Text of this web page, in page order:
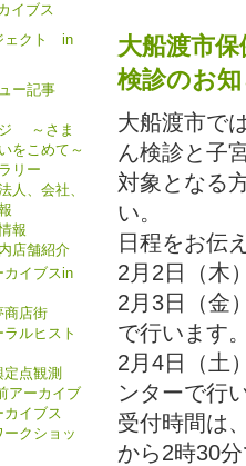
大船渡市
検診のお
大船渡市で
ん検診と子
対象となる
い。
日程をお伝
2 月2日（木
2 月3日（金
で行います
2 月4日（土
ンターで行
受付時間は
から2時30
イブス
ェクト in
ー記事
ジ ～さま
をこめて～
リー
人、会社、
報
店舗紹介
カイブスin
商店街
ルヒスト
点観測
アーカイブ
イブス
クショッ